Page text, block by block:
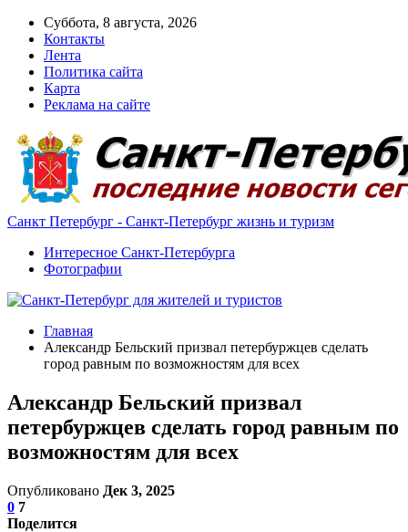
Суббота, 8 августа, 2026
Контакты
Лента
Политика сайта
Карта
Реклама на сайте
Санкт Петербург - Санкт-Петербург жизнь и туризм
Интересное Санкт-Петербурга
Фотографии
Главная
Александр Бельский призвал петербуржцев сделать
город равным по возможностям для всех
Александр Бельский призвал
петербуржцев сделать город равным по
возможностям для всех
Опубликовано Дек 3, 2025
0 7
Поделится